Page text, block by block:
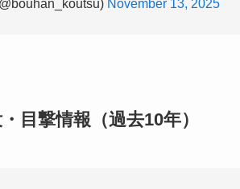
November 13, 2025
目撃情報（過去10年）